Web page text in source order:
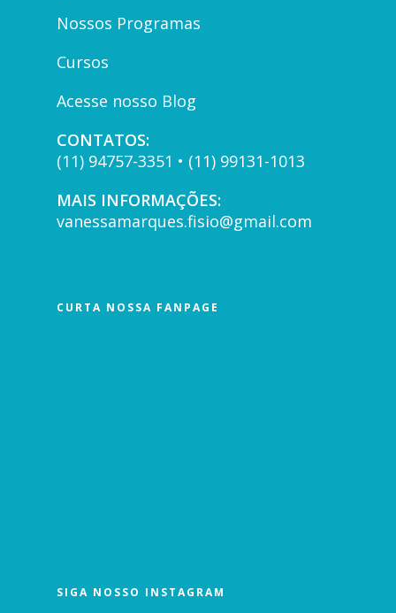
Nossos Programas
Cursos
Acesse nosso Blog
CONTATOS:
(11) 94757-3351 • (11) 99131-1013
MAIS INFORMAÇÕES:
vanessamarques.fisio@gmail.com
CURTA NOSSA FANPAGE
SIGA NOSSO INSTAGRAM